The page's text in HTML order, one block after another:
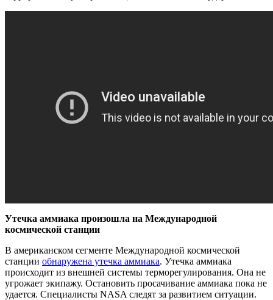
Утечка аммиака произошла на Международной
космической станции
В американском сегменте Международной космической
станции обнаружена утечка аммиака. Утечка аммиака
происходит из внешней системы терморегулирования. Она не
угрожает экипажу. Остановить просачивание аммиака пока не
удается. Специалисты NASA следят за развитием ситуации.